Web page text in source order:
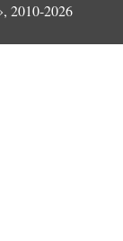
2010-2026